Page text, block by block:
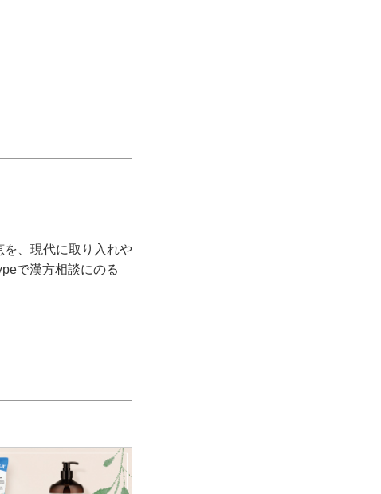
、現代に取り入れや
で漢方相談にのる